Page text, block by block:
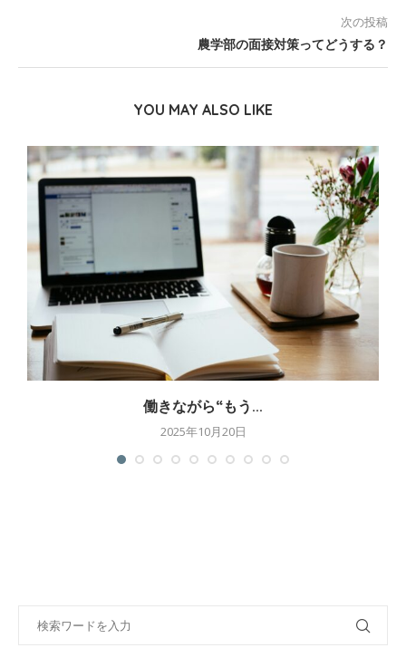
次の投稿
農学部の面接対策ってどうする？
YOU MAY ALSO LIKE
働きながら“もう...
2025年10月20日